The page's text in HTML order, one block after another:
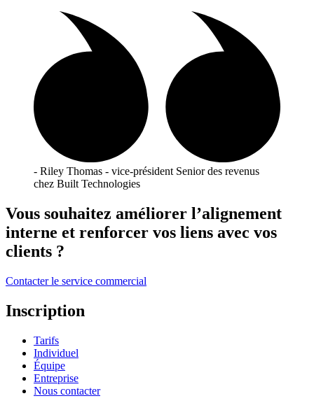
- Riley Thomas - vice-président Senior des revenus
chez Built Technologies
Vous souhaitez améliorer l’alignement
interne et renforcer vos liens avec vos
clients ?
Contacter le service commercial
Inscription
Tarifs
Individuel
Équipe
Entreprise
Nous contacter